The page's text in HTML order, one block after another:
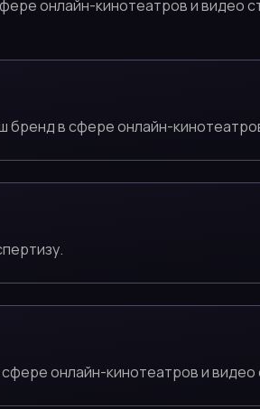
онлайн-кинотеатров и видео
в сфере онлайн-
онлайн-кинотеатров и видео